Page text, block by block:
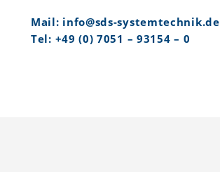
Mail: info@sds-systemtechnik.de
Tel: +49 (0) 7051 – 93154 – 0